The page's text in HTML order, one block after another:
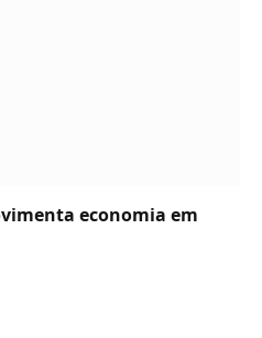
economia em